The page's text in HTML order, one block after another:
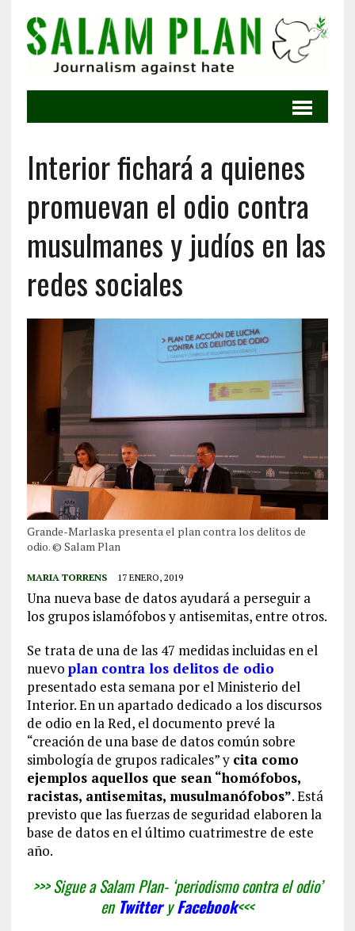
Interior fichará a quienes
promuevan el odio contra
musulmanes y judíos en las
redes sociales
Grande-Marlaska presenta el plan contra los delitos de
odio. © Salam Plan
MARIA TORRENS 17 ENERO, 2019
Una nueva base de datos ayudará a perseguir a
los grupos islamófobos y antisemitas, entre otros.
Se trata de una de las 47 medidas incluidas en el
nuevo plan contra los delitos de odio
presentado esta semana por el Ministerio del
Interior. En un apartado dedicado a los discursos
de odio en la Red, el documento prevé la
“creación de una base de datos común sobre
simbología de grupos radicales” y cita como
ejemplos aquellos que sean “homófobos,
racistas, antisemitas, musulmanófobos”. Está
previsto que las fuerzas de seguridad elaboren la
base de datos en el último cuatrimestre de este
año.
>>> Sigue a Salam Plan- ‘periodismo contra el odio’
en TwitteryFacebook<<<